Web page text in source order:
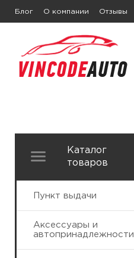
Блог О компании Отзывы
Каталог
товаров
Пункт выдачи
Аксессуары и
автопринадлежности